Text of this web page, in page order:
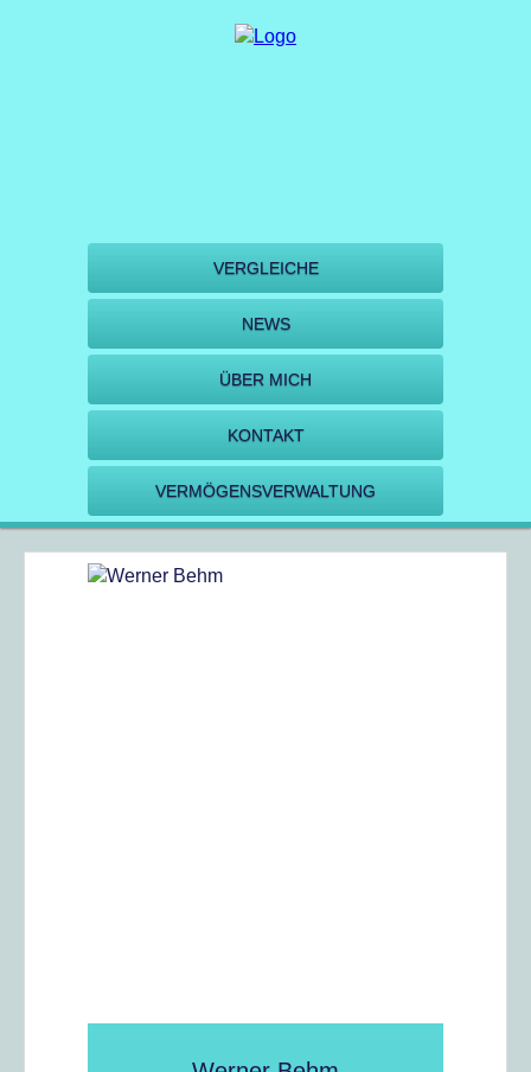
VERGLEICHE
NEWS
ÜBER MICH
KONTAKT
VERMÖGENSVERWALTUNG